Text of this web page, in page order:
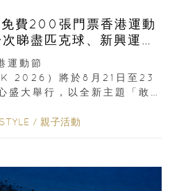
費200張門票香港運動
睇盡匹克球、新興運
品牌展覽
運動節
2026）將於8月21日至23
盛大舉行，以全新主題「敢
/ 親子活動